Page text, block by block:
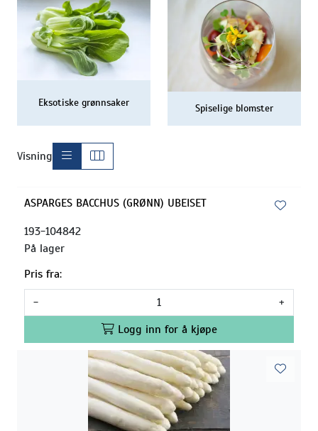
Eksotiske grønnsaker Spiselige blomster
Visning
ASPARGES BACCHUS (GRØNN) UBEISET
193-104842
På lager
Pris fra:
-
+
Logg inn for å kjøpe